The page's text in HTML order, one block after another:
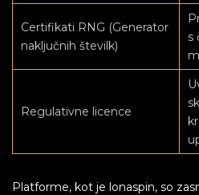
Certifikati RNG (Generator
naključnih številk)
s
Regulativne licence
Platforme, kot je lonaspin, so